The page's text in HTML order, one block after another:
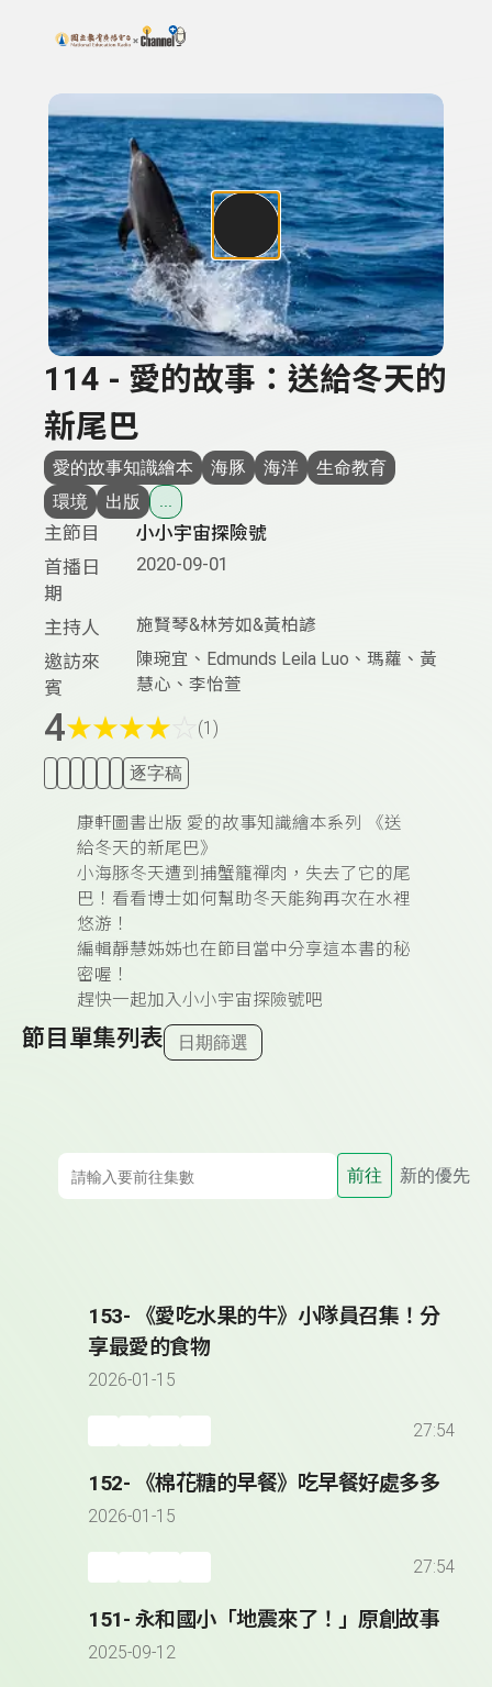
上方功能區塊
搜尋關鍵字：可輸入節目名稱、主持人或關鍵字
114 - 愛的故事：送給冬天的
新尾巴
愛的故事知識繪本 海豚 海洋
生命教育
環境
出版
主節目
小小宇宙探險號
首播日
期
2020-09-01
主持人 施賢琴&林芳如&黃柏諺
邀訪來
賓
陳琬宜、Edmunds Leila Luo、瑪蘿、黃
慧心、李怡萱
4★★★★ (1)
逐字稿
康軒圖書出版 愛的故事知識繪本系列 《送
給冬天的新尾巴》
小海豚冬天遭到捕蟹籠禪肉，失去了它的尾
巴！看看博士如何幫助冬天能夠再次在水裡
悠游！
編輯靜慧姊姊也在節目當中分享這本書的秘
密喔！
趕快一起加入小小宇宙探險號吧
節目單集列表 日期篩選
前往 新的優先
153- 《愛吃水果的牛》小隊員召集！分
享最愛的食物
2026-01-15
27:54
152- 《棉花糖的早餐》吃早餐好處多多
2026-01-15
27:54
151- 永和國小「地震來了！」原創故事
2025-09-12